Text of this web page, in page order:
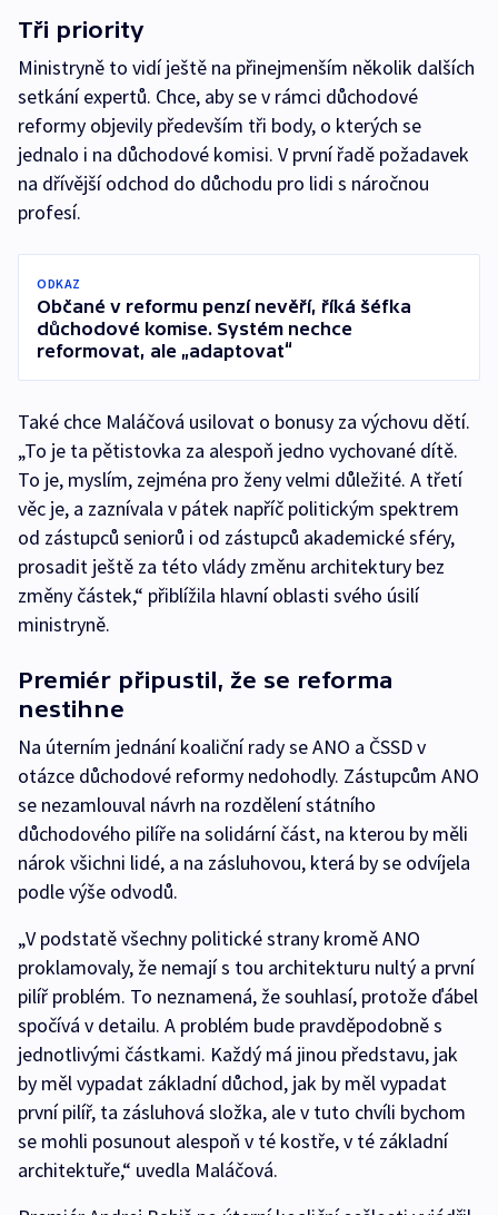
Tři priority
Ministryně to vidí ještě na přinejmenším několik dalších
setkání expertů. Chce, aby se v rámci důchodové
reformy objevily především tři body, o kterých se
jednalo i na důchodové komisi. V první řadě požadavek
na dřívější odchod do důchodu pro lidi s náročnou
profesí.
ODKAZ
Občané v reformu penzí nevěří, říká šéfka
důchodové komise. Systém nechce
reformovat, ale „adaptovat“
Také chce Maláčová usilovat o bonusy za výchovu dětí.
„To je ta pětistovka za alespoň jedno vychované dítě.
To je, myslím, zejména pro ženy velmi důležité. A třetí
věc je, a zaznívala v pátek napříč politickým spektrem
od zástupců seniorů i od zástupců akademické sféry,
prosadit ještě za této vlády změnu architektury bez
změny částek,“ přiblížila hlavní oblasti svého úsilí
ministryně.
Premiér připustil, že se reforma
nestihne
Na úterním jednání koaliční rady se ANO a ČSSD v
otázce důchodové reformy nedohodly. Zástupcům ANO
se nezamlouval návrh na rozdělení státního
důchodového pilíře na solidární část, na kterou by měli
nárok všichni lidé, a na zásluhovou, která by se odvíjela
podle výše odvodů.
„V podstatě všechny politické strany kromě ANO
proklamovaly, že nemají s tou architekturu nultý a první
pilíř problém. To neznamená, že souhlasí, protože ďábel
spočívá v detailu. A problém bude pravděpodobně s
jednotlivými částkami. Každý má jinou představu, jak
by měl vypadat základní důchod, jak by měl vypadat
první pilíř, ta zásluhová složka, ale v tuto chvíli bychom
se mohli posunout alespoň v té kostře, v té základní
architektuře,“ uvedla Maláčová.